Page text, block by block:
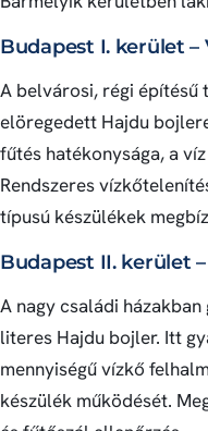
Budapest I. kerület
A belvárosi, régi építésű
elöregedett Hajdu
fűtés hatékonysága, a
Rendszeres
típusú készülékek
Budapest II. kerület
A nagy családi
literes Hajdu bojler. Itt
mennyiségű vízkő
készülék működését.